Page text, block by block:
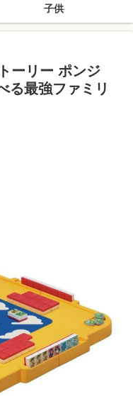
子供
ーリー ポンジ
る最強ファミリ